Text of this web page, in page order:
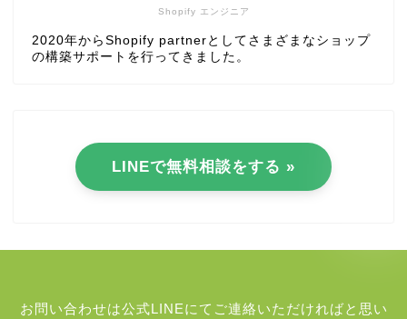
Shopify エンジニア
2020年からShopify partnerとしてさまざまなショップ
の構築サポートを行ってきました。
LINEで無料相談をする »
お問い合わせは公式LINEにてご連絡いただければと思い